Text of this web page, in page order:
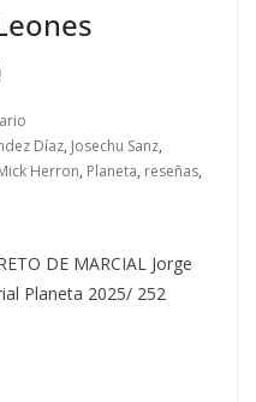
Díaz, Josechu Sanz,
Herron, Planeta, reseñas,
DE MARCIAL Jorge
Planeta 2025/ 252